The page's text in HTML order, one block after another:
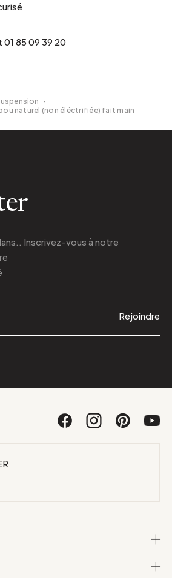
01 85 09 39 20
·
naturel (non éléctrifiée) fait main
Inscrivez-vous à notre
Rejoindre